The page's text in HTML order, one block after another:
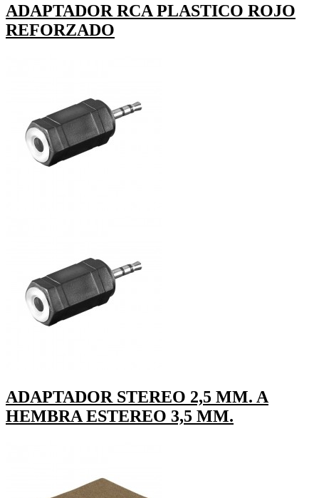
ADAPTADOR RCA PLASTICO ROJO
REFORZADO
ADAPTADOR STEREO 2,5 MM. A
HEMBRA ESTEREO 3,5 MM.